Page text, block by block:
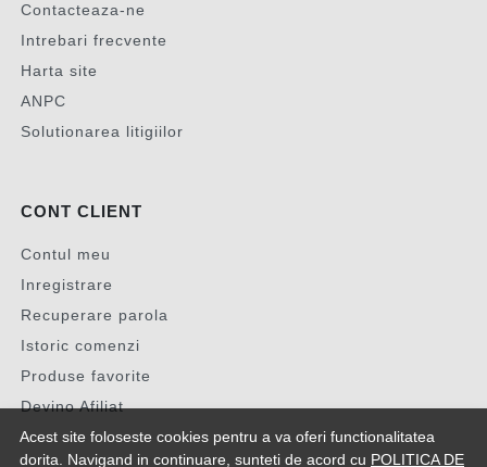
Acest site foloseste cookies pentru a va oferi functionalitatea
dorita. Navigand in continuare, sunteti de acord cu POLITICA DE
Contacteaza-ne
Intrebari frecvente
Harta site
ANPC
Solutionarea litigiilor
CONT CLIENT
Contul meu
Inregistrare
Recuperare parola
Istoric comenzi
Produse favorite
Devino Afiliat